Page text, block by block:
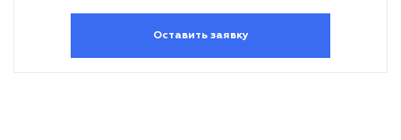
Оставить заявку